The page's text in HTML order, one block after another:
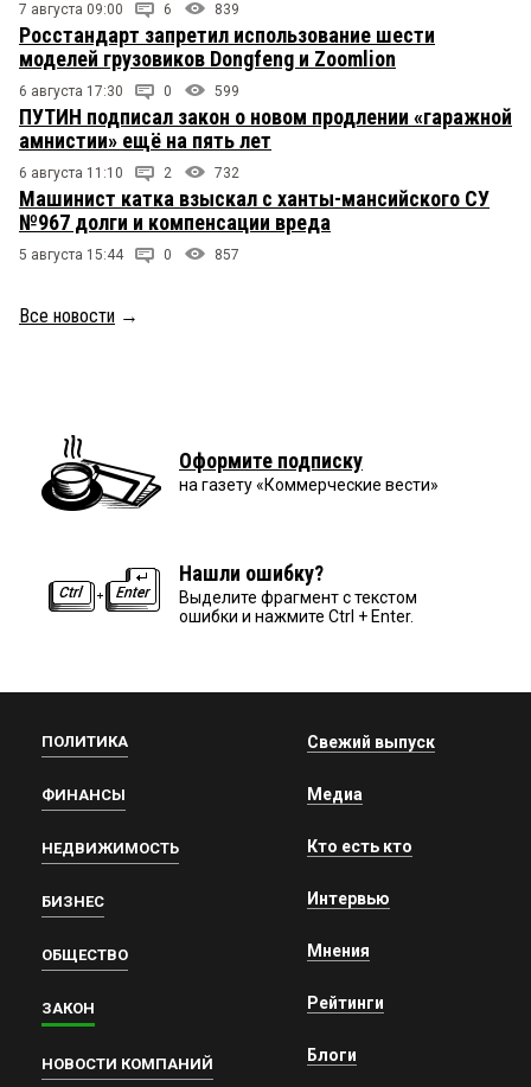
7 августа 09:00 6 839
Росстандарт запретил использование шести
моделей грузовиков Dongfeng и Zoomlion
6 августа 17:30 0 599
ПУТИН подписал закон о новом продлении «гаражной
амнистии» ещё на пять лет
6 августа 11:10 2 732
Машинист катка взыскал с ханты-мансийского СУ
№967 долги и компенсации вреда
5 августа 15:44 0 857
Все новости →
Оформите подписку
на газету «Коммерческие вести»
Нашли ошибку?
Выделите фрагмент с текстом
ошибки и нажмите Ctrl + Enter.
ПОЛИТИКА
ФИНАНСЫ
НЕДВИЖИМОСТЬ
БИЗНЕС
ОБЩЕСТВО
ЗАКОН
НОВОСТИ КОМПАНИЙ
Свежий выпуск
Медиа
Кто есть кто
Интервью
Мнения
Рейтинги
Блоги